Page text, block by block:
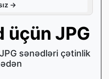
→
üçün JPG
sənədləri çətinlik